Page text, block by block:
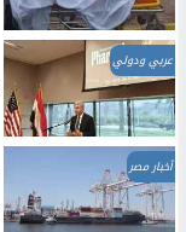
عربي ودولي
أخبار مصر